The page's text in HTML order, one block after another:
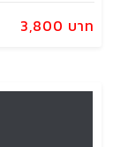
3,800 บาท